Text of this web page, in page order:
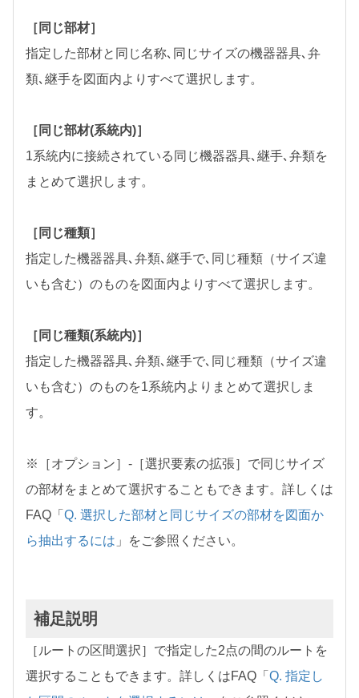
［同じ部材］
指定した部材と同じ名称､同じサイズの機器器具､弁
類､継手を図面内よりすべて選択します。
［同じ部材(系統内)］
1系統内に接続されている同じ機器器具､継手､弁類を
まとめて選択します。
［同じ種類］
指定した機器器具､弁類､継手で､同じ種類（サイズ違
いも含む）のものを図面内よりすべて選択します。
［同じ種類(系統内)］
指定した機器器具､弁類､継手で､同じ種類（サイズ違
いも含む）のものを1系統内よりまとめて選択しま
す。
※［オプション］-［選択要素の拡張］で同じサイズ
の部材をまとめて選択することもできます。詳しくは
FAQ「 Q. 選択した部材と同じサイズの部材を図面か
ら抽出するには 」をご参照ください。
補足説明
［ルートの区間選択］で指定した2点の間のルートを
選択することもできます。詳しくはFAQ「 Q. 指定し